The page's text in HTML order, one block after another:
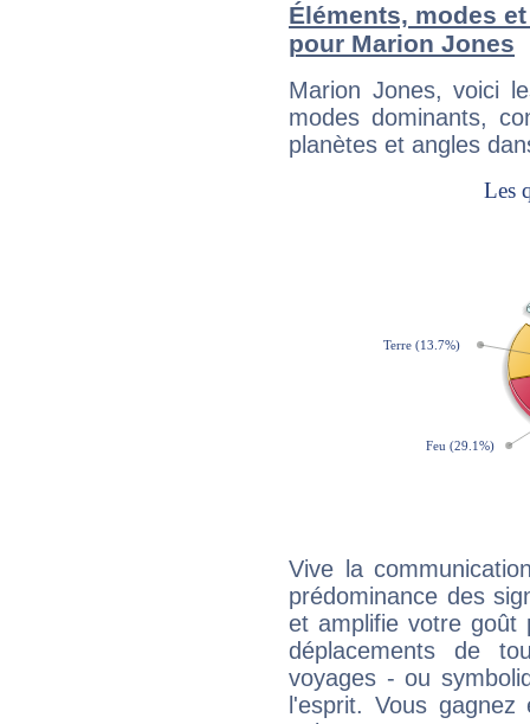
Éléments, modes
pour Marion Jones
Marion Jones, voici
modes dominants,
planètes et angles
Vive la
prédominance des
et amplifie votre goût
déplacements de
voyages - ou
l'esprit. Vous